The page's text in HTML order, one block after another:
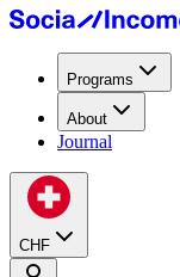
Programs
About
Journal
CHF